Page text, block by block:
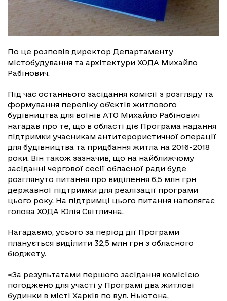
По це розповів директор Департаменту
містобудування та архітектури ХОДА Михайло
Рабінович.
Під час останнього засідання комісії з розгляду та
формування переліку об’єктів житлового
будівництва для воїнів АТО Михайло Рабінович
нагадав про те, що в області діє Програма надання
підтримки учасникам антитерористичної операції
для будівництва та придбання житла на 2016-2018
роки. Він також зазначив, що на найближчому
засіданні чергової сесії обласної ради буде
розглянуто питання про виділення 6,5 млн грн
державної підтримки для реалізації програми
цього року. На підтримці цього питання наполягає
голова ХОДА Юлія Світлична.
Нагадаємо, усього за період дії Програми
планується виділити 32,5 млн грн з обласного
бюджету.
«За результатами першого засідання комісією
погоджено для участі у Програмі два житлові
будинки в місті Харків по вул. Ньютона,